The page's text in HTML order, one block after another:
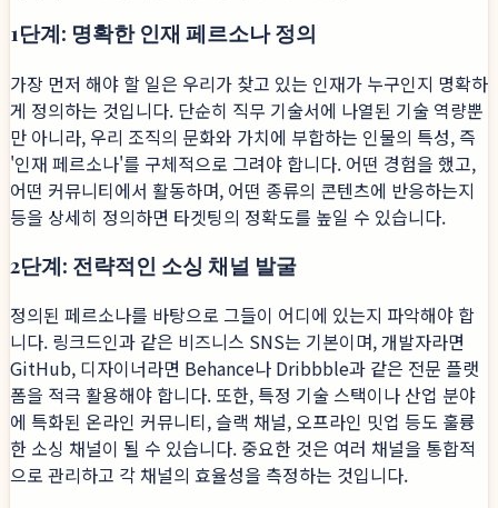
1단계: 명확한 인재 페르소나 정의
가장 먼저 해야 할 일은 우리가 찾고 있는 인재가 누구인지 명확하
게 정의하는 것입니다. 단순히 직무 기술서에 나열된 기술 역량뿐
만 아니라, 우리 조직의 문화와 가치에 부합하는 인물의 특성, 즉
'인재 페르소나'를 구체적으로 그려야 합니다. 어떤 경험을 했고,
어떤 커뮤니티에서 활동하며, 어떤 종류의 콘텐츠에 반응하는지
등을 상세히 정의하면 타겟팅의 정확도를 높일 수 있습니다.
2단계: 전략적인 소싱 채널 발굴
정의된 페르소나를 바탕으로 그들이 어디에 있는지 파악해야 합
니다. 링크드인과 같은 비즈니스 SNS는 기본이며, 개발자라면
GitHub, 디자이너라면 Behance나 Dribbble과 같은 전문 플랫
폼을 적극 활용해야 합니다. 또한, 특정 기술 스택이나 산업 분야
에 특화된 온라인 커뮤니티, 슬랙 채널, 오프라인 밋업 등도 훌륭
한 소싱 채널이 될 수 있습니다. 중요한 것은 여러 채널을 통합적
으로 관리하고 각 채널의 효율성을 측정하는 것입니다.